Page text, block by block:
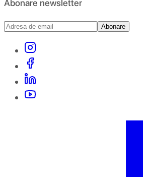
Abonare newsletter
Abonare